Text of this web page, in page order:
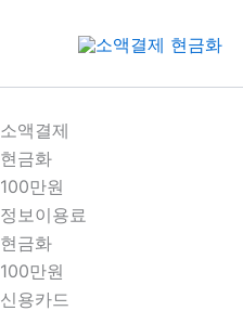
건
너
뛰
기
소액결제
현금화
100만원
정보이용료
현금화
100만원
신용카드